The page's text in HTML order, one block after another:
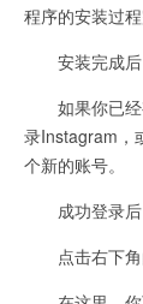
程序的安装过程
安装完成后
如果你已经
录Instagram，
个新的账号。
成功登录后
点击右下角